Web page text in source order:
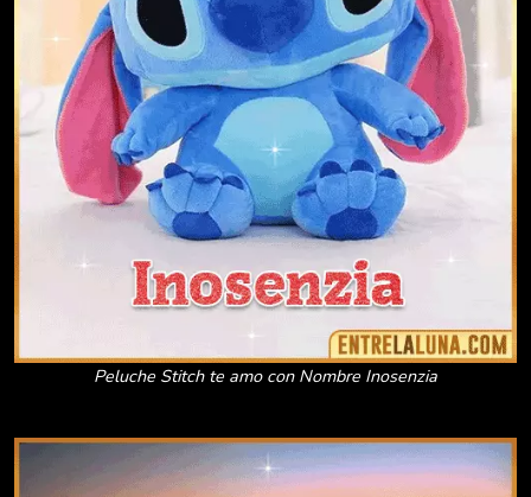
Peluche Stitch te amo con Nombre Inosenzia